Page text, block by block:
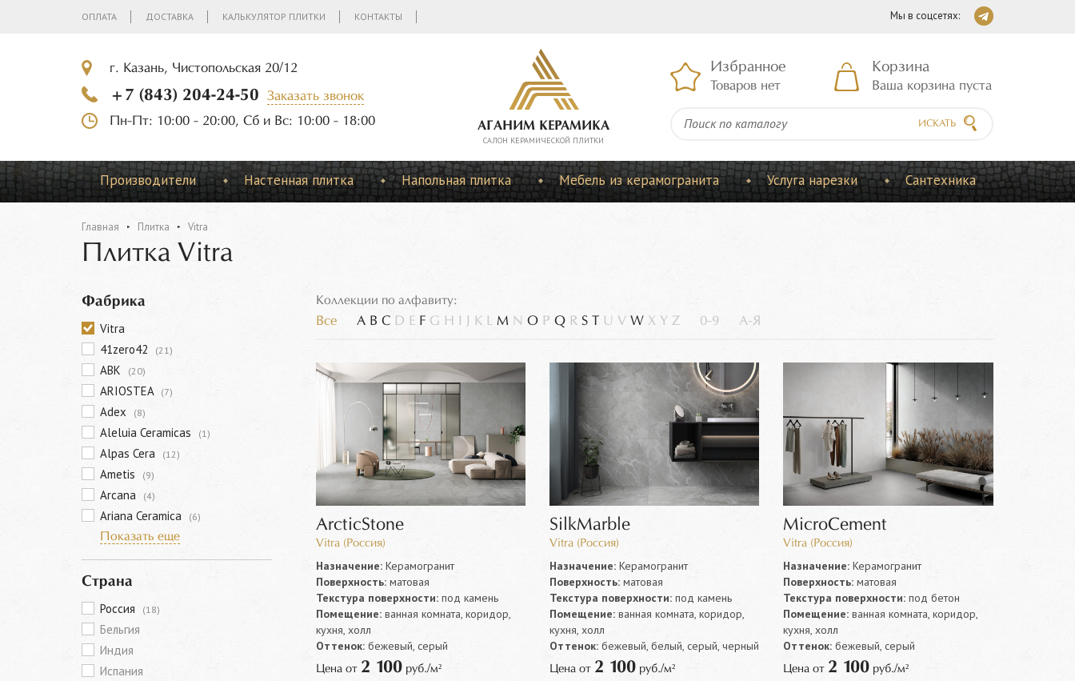
ОПЛАТА ДОСТАВКА КАЛЬКУЛЯТОР ПЛИТКИ КОНТАКТЫ Мы в соцсетях:
г. Казань, Чистопольская 20/12
+7 (843) 204-24-50
Заказать звонок
Пн-Пт: 10:00 - 20:00, Сб и Вс: 10:00 - 18:00
АГАНИМ КЕРАМИКА
CАЛОН КЕРАМИЧЕСКОЙ ПЛИТКИ
Избранное
Товаров нет
Корзина
Ваша корзина пуста
ИСКАТЬ
Производители Настенная плитка Напольная плитка Мебель из керамогранита Услуга нарезки Сантехника
Главная Плитка Vitra
Плитка Vitra
Фабрика
Vitra
41zero42
(21)
ABK (20)
ARIOSTEA (7)
Adex (8)
Aleluia Ceramicas (1)
Alpas Cera (12)
Ametis (9)
Arcana (4)
Ariana Ceramica
(6)
Показать еще
Страна
Россия (18)
Бельгия
Индия
Испания
Коллекции по алфавиту:
Все A B C D E F G H K L M N O P Q R S T U V W X Y Z 0-9 А-Я
ArcticStone
Vitra (Россия)
Назначение:Керамогранит
Поверхность:матовая
Текстура поверхности:под камень
Помещение:ванная комната, коридор,
кухня, холл
Оттенок:бежевый, серый
Цена от 2 100руб./м²
SilkMarble
Vitra (Россия)
Назначение:Керамогранит
Поверхность:матовая
Текстура поверхности:под камень
Помещение:ванная комната, коридор,
кухня, холл
Оттенок:бежевый, белый, серый, черный
Цена от 2 100руб./м²
MicroCement
Vitra (Россия)
Назначение: Керамогранит
Поверхность: матовая
Текстура поверхности: под бетон
Помещение: ванная комната, коридор,
кухня, холл
Оттенок: бежевый, серый
Цена от 2 100 руб./м²